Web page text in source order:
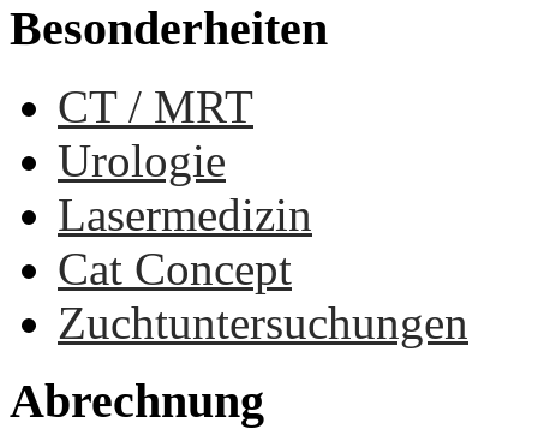
Besonderheiten
CT / MRT
Urologie
Lasermedizin
Cat Concept
Zuchtuntersuchungen
Abrechnung